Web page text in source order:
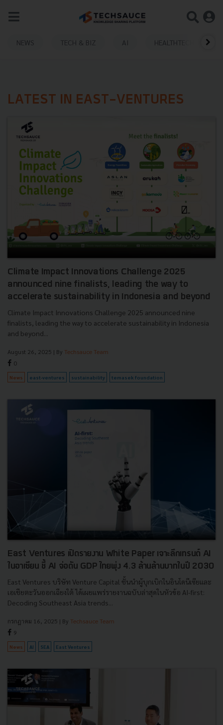
NEWS TECH & BIZ AI HEALTHTECH
LATEST IN EAST-VENTURES
Climate Impact Innovations Challenge 2025
announced nine finalists, leading the way to
accelerate sustainability in Indonesia and beyond
Climate Impact Innovations Challenge 2025 announced nine
finalists, leading the way to accelerate sustainability in Indonesia
and beyond...
August 26, 2025 | By Techsauce Team
0
News east-ventures sustainability temasek foundation
East Ventures เปิดรายงาน White Paper เจาะลึกเทรนด์ AI
ในอาเซียน ชี้ AI จ่อดัน GDP ไทยพุ่ง 4.3 ล้านล้านบาทในปี 2030
East Ventures บริษัท Venture Capital ชั้นนำผู้บุกเบิกในอินโดนีเซียและ
เอเชียตะวันออกเฉียงใต้ ได้เผยแพร่รายงานฉบับล่าสุดในหัวข้อ AI-first:
Decoding Southeast Asia trends...
กรกฎาคม 16, 2025 | By Techsauce Team
9
News AI SEA East Ventures